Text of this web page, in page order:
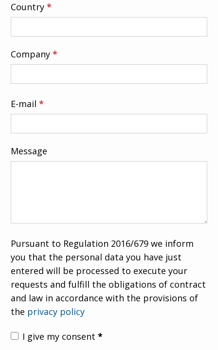
Country*
Company*
E-mail*
Message
Pursuant to Regulation 2016/679 we inform
you that the personal data you have just
entered will be processed to execute your
requests and fulfill the obligations of contract
and law in accordance with the provisions of
the privacy policy
I give my consent*